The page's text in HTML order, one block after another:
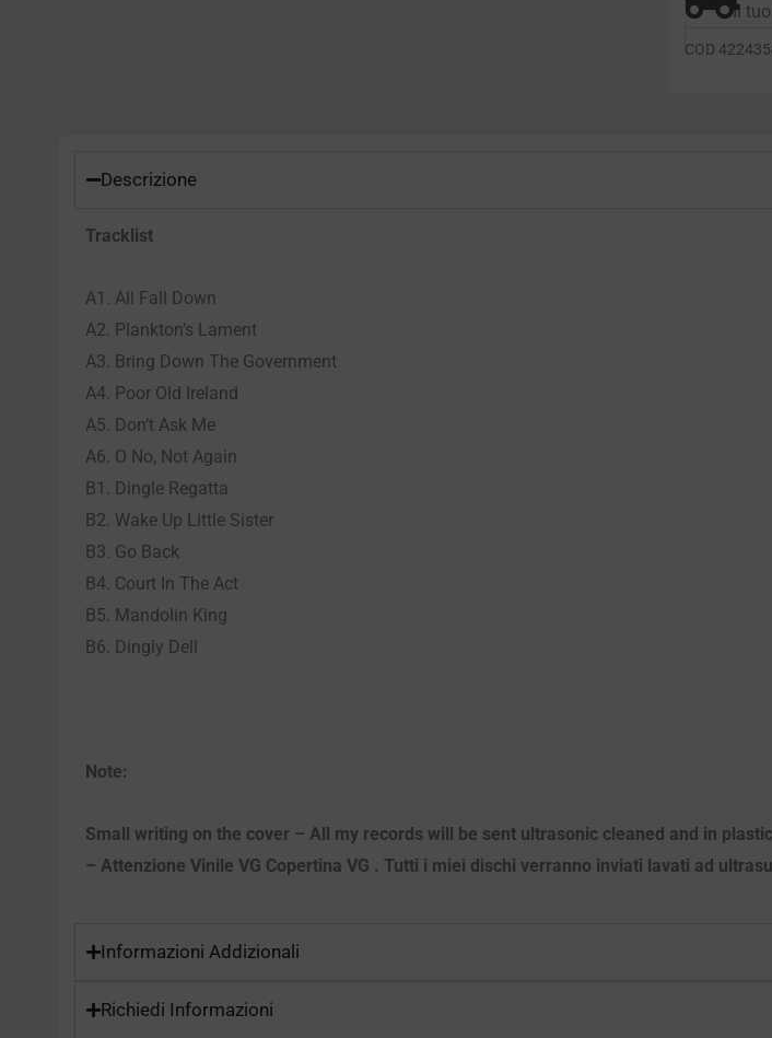
Il
COD
Descrizione
Tracklist
A1. All Fall Down
A2. Plankton’s Lament
A3. Bring Down The Government
A4. Poor Old Ireland
A5. Don’t Ask Me
A6. O No, Not Again
B1. Dingle Regatta
B2. Wake Up Little Sister
B3. Go Back
B4. Court In The Act
B5. Mandolin King
B6. Dingly Dell
Note:
Small writing on the cover – All my records will be sent ultrasonic cleaned and in
– Attenzione Vinile VG Copertina VG . Tutti i miei dischi verranno inviati lavati ad
Informazioni Addizionali
Richiedi Informazioni